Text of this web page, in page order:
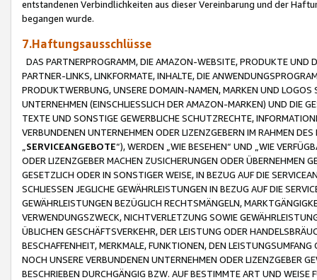
entstandenen Verbindlichkeiten aus dieser Vereinbarung und der
begangen wurde.
7.Haftungsausschlüsse
DAS PARTNERPROGRAMM, DIE AMAZON-WEBSITE, PRODUKTE UND
PARTNER-LINKS, LINKFORMATE, INHALTE, DIE
PRODUKTWERBUNG, UNSERE DOMAIN-NAMEN, MARKEN UND
UNTERNEHMEN (EINSCHLIESSLICH DER AMAZON-MARKEN) UND DIE
TEXTE UND SONSTIGE GEWERBLICHE SCHUTZRECHTE,
VERBUNDENEN UNTERNEHMEN ODER LIZENZGEBERN IM RAHMEN
SERVICEANGEBOTE“), WERDEN „WIE BESEHEN“ UND „WIE
ODER LIZENZGEBER MACHEN ZUSICHERUNGEN ODER ÜBERNEHMEN
GESETZLICH ODER IN SONSTIGER WEISE, IN BEZUG AUF DIE
SCHLIESSEN JEGLICHE GEWÄHRLEISTUNGEN IN BEZUG AUF DIE
GEWÄHRLEISTUNGEN BEZÜGLICH RECHTSMÄNGELN,
VERWENDUNGSZWECK, NICHTVERLETZUNG SOWIE
ÜBLICHEN GESCHÄFTSVERKEHR, DER LEISTUNG ODER
BESCHAFFENHEIT, MERKMALE, FUNKTIONEN, DEN
NOCH UNSERE VERBUNDENEN UNTERNEHMEN ODER LIZENZGEBER
BESCHRIEBEN DURCHGÄNGIG BZW. AUF BESTIMMTE ART UND